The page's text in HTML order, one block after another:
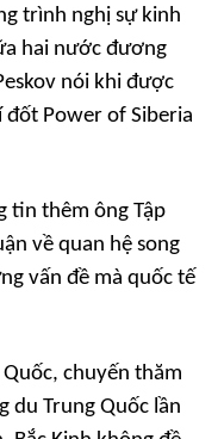
trình nghị sự kinh
hai nước đương
nói khi được
Power of Siberia
tin thêm ông Tập
về quan hệ song
vấn đề mà quốc tế
Quốc, chuyến thăm
du Trung Quốc lần